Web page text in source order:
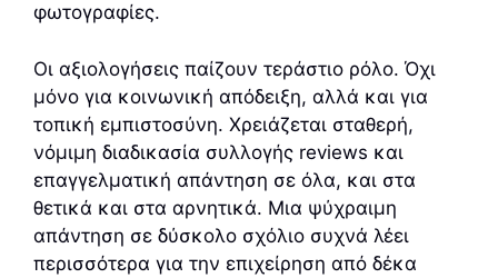
φωτογραφίες.
Οι αξιολογήσεις παίζουν τεράστιο ρόλο. Όχι
μόνο για κοινωνική απόδειξη, αλλά και για
τοπική εμπιστοσύνη. Χρειάζεται σταθερή,
νόμιμη διαδικασία συλλογής reviews και
επαγγελματική απάντηση σε όλα, και στα
θετικά και στα αρνητικά. Μια ψύχραιμη
απάντηση σε δύσκολο σχόλιο συχνά λέει
περισσότερα για την επιχείρηση από δέκα